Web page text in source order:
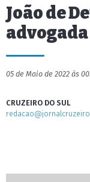
João de
advogada
05 de Maio de 2022 às
CRUZEIRO DO SUL